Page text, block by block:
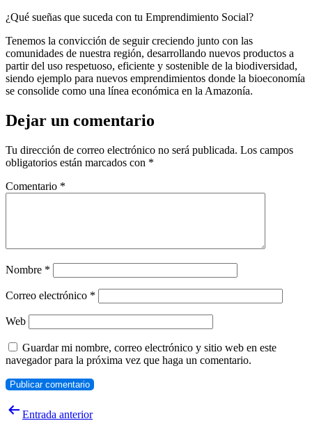
¿Qué sueñas que suceda con tu Emprendimiento Social?
Tenemos la convicción de seguir creciendo junto con las
comunidades de nuestra región, desarrollando nuevos productos a
partir del uso respetuoso, eficiente y sostenible de la biodiversidad,
siendo ejemplo para nuevos emprendimientos donde la bioeconomía
se consolide como una línea económica en la Amazonía.
Dejar un comentario
Tu dirección de correo electrónico no será publicada. Los campos
obligatorios están marcados con *
Comentario *
Nombre *
Correo electrónico *
Web
Guardar mi nombre, correo electrónico y sitio web en este
navegador para la próxima vez que haga un comentario.
Navegación
Entrada anterior